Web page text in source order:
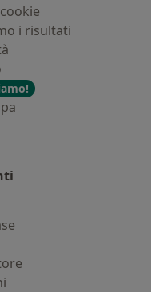
i risultati